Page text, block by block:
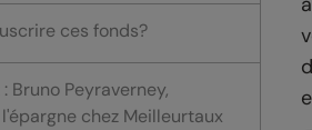
ces fonds?
Bruno Peyraverney,
chez Meilleurtaux